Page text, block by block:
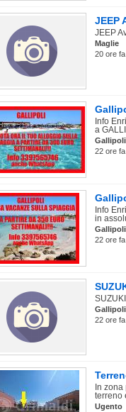
JEEP
JEEP
Maglie
20 ore
Info
a
Gallipoli
22 ore
Info
in
Gallipoli
22 ore
Gallipoli
22 ore
In
terreno
Ugento